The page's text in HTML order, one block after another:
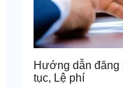
Hướng dẫn đăng
tục, Lệ phí